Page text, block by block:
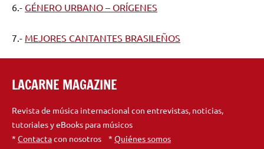
6.- GÉNERO URBANO – ORÍGENES
7.- MEJORES CANTANTES BRASILEÑOS
LACARNE MAGAZINE
Revista de música internacional con entrevistas, noticias,
tutoriales y eBooks para músicos
* Contactacon nosotros * Quiénes somos